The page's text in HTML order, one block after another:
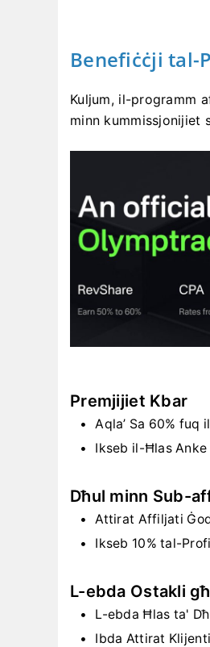
Benefiċċji tal-
Kuljum, il-programm
minn kummissjonijiet
Premjijiet Kbar
Aqla’ Sa 60% fuq
Ikseb il-Ħlas Anke
Dħul minn Sub-
Attirat Affiljati
Ikseb 10% tal-
L-ebda Ostakli
L-ebda Ħlas ta'
Ibda Attirat